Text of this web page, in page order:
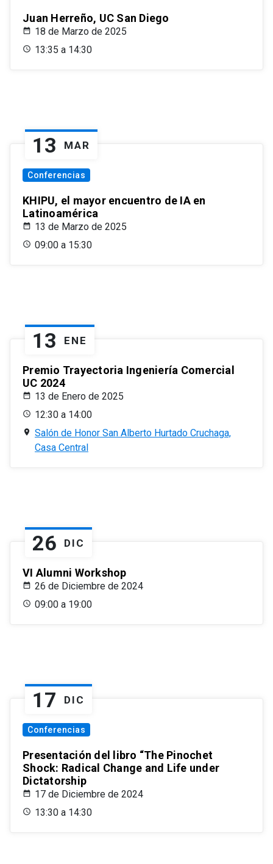
Juan Herreño, UC San Diego
18 de Marzo de 2025
13:35 a 14:30
13 MAR
Conferencias
KHIPU, el mayor encuentro de IA en
Latinoamérica
13 de Marzo de 2025
09:00 a 15:30
13 ENE
Premio Trayectoria Ingeniería Comercial
UC 2024
13 de Enero de 2025
12:30 a 14:00
Salón de Honor San Alberto Hurtado Cruchaga,
Casa Central
26 DIC
VI Alumni Workshop
26 de Diciembre de 2024
09:00 a 19:00
17 DIC
Conferencias
Presentación del libro “The Pinochet
Shock: Radical Change and Life under
Dictatorship
17 de Diciembre de 2024
13:30 a 14:30